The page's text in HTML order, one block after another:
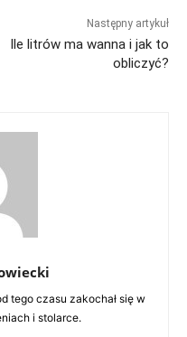
Następny artykuł
Ile litrów ma wanna i jak to
obliczyć?
tego czasu zakochał się w
i stolarce.